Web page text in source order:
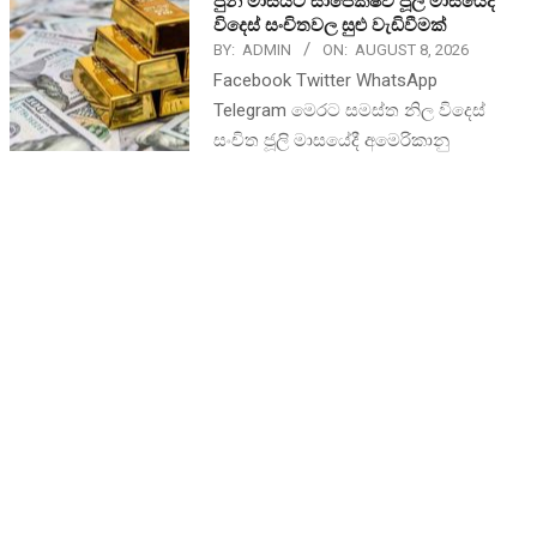
විදෙස් සංචිතවල සුළු වැඩිවීමක්
BY: ADMIN ON: AUGUST 8, 2026
Facebook Twitter WhatsApp
Telegram මෙරට සමස්ත නිල විදෙස්
සංචිත ජූලි මාසයේදී අමෙරිකානු